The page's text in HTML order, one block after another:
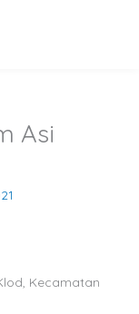
Asi
Kecamatan